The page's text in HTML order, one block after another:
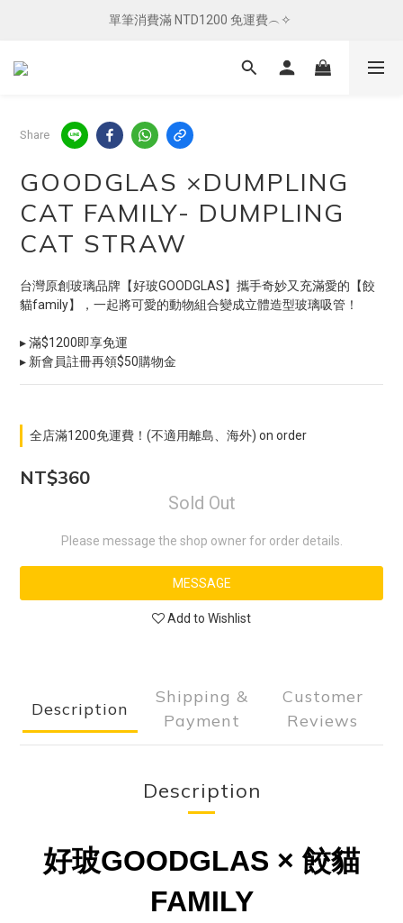
單筆消費滿 NTD1200 免運費︵✧
單筆消費滿 NTD1200 免運費︵✧
總柴發福利 ✦ 全館滿 $800 贈紅包袋
Share
GOODGLAS ×DUMPLING
CAT FAMILY- DUMPLING
CAT STRAW
台灣原創玻璃品牌【好玻GOODGLAS】攜手奇妙又充滿愛的【餃
貓family】，一起將可愛的動物組合變成立體造型玻璃吸管！
▸ 滿$1200即享免運
▸ 新會員註冊再領$50購物金
全店滿1200免運費！(不適用離島、海外) on order
NT$360
Sold Out
Please message the shop owner for order details.
MESSAGE
Add to Wishlist
Description
Shipping &
Payment
Customer
Reviews
Description
好玻GOODGLAS × 餃貓
FAMILY